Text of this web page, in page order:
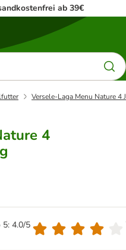
ab 39€
Versele-Laga Menu Nature 4
4
5: 4.0/5